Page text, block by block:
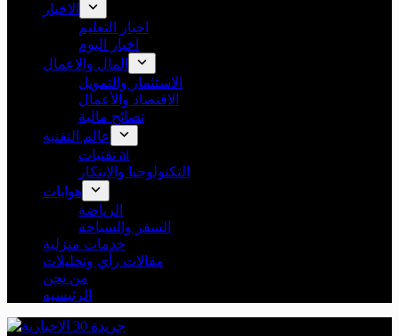
الاخبار
اخبار التعليم
اخبار اليوم
المال والاعمال
الاستثمار والتمويل
الاقتصاد والأعمال
نصائح مالية
عالم التقنيه
تقنيات ai
التكنولوجيا والابتكار
هوايات
الرياضة
السفر والسياحة
خدمات منزلية
مقالات رأي وتحليلات
من نحن
الرئيسيه